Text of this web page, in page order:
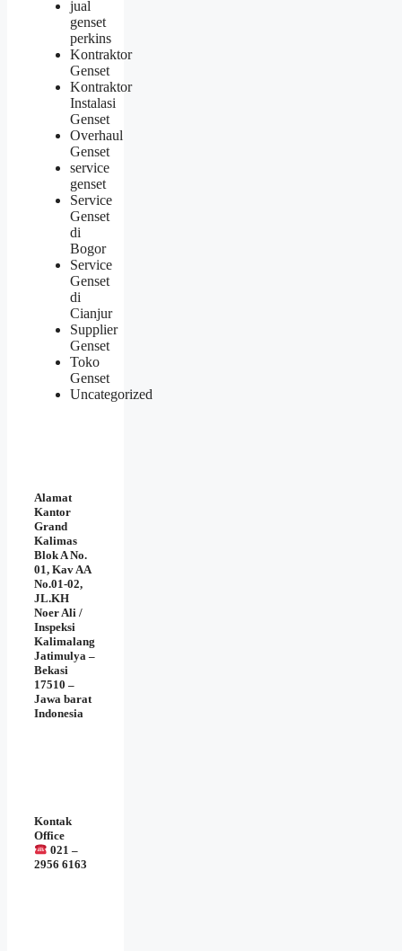
jual
genset
perkins
Kontraktor
Genset
Kontraktor
Instalasi
Genset
Overhaul
Genset
service
genset
Service
Genset
di
Bogor
Service
Genset
di
Cianjur
Supplier
Genset
Toko
Genset
Uncategorized
Alamat
Kantor
Grand
Kalimas
Blok A No.
01, Kav AA
No.01-02,
JL.KH
Noer Ali /
Inspeksi
Kalimalang
Jatimulya –
Bekasi
17510 –
Jawa barat
Indonesia
Kontak
Office
021 –
2956 6163